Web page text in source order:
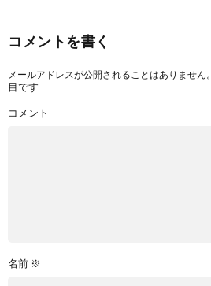
コメントを書く
メールアドレスが公開されることはありません。
目です
コメント
名前 ※